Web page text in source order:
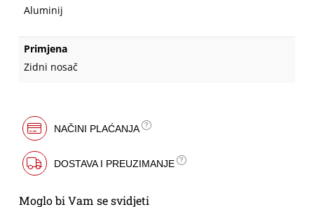
Aluminij
Primjena
Zidni nosač
NAČINI PLAĆANJA
DOSTAVA I PREUZIMANJE
Moglo bi Vam se svidjeti